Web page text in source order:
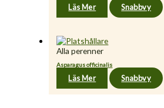
Läs Mer Snabbvy
Alla perenner
Asparagus officinalis
Läs Mer Snabbvy